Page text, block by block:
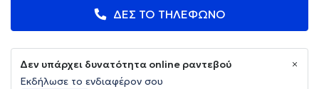
ΔΕΣ ΤΟ ΤΗΛΕΦΩΝΟ
Δεν υπάρχει δυνατότητα online ραντεβού
Εκδήλωσε το ενδιαφέρον σου